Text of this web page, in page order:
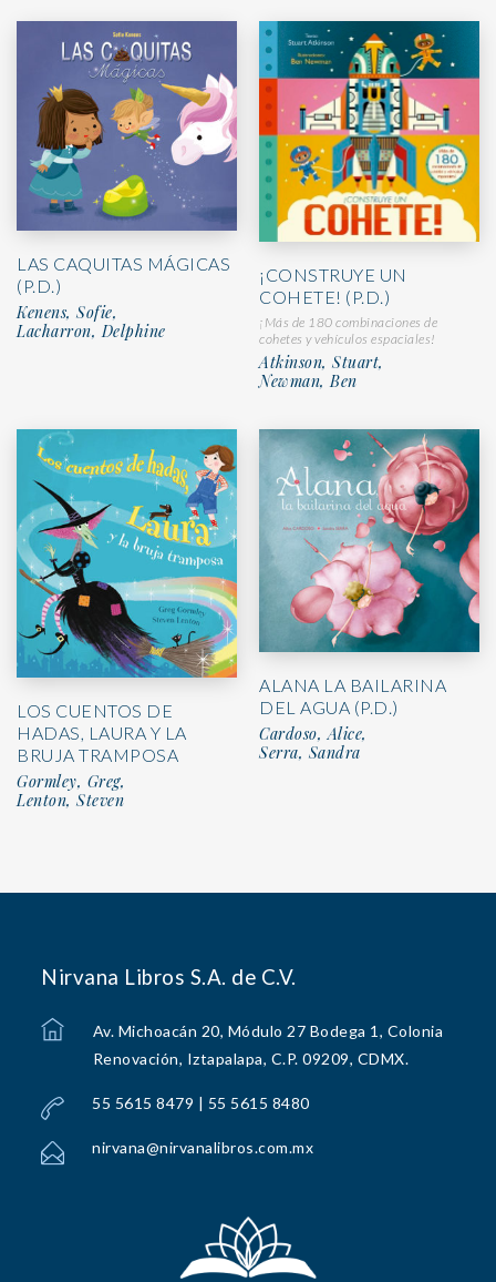
LAS CAQUITAS MÁGICAS
(P.D.)
Kenens, Sofie,
Lacharron, Delphine
¡CONSTRUYE UN
COHETE! (P.D.)
¡Más de 180 combinaciones de
cohetes y vehículos espaciales!
Atkinson, Stuart,
Newman, Ben
LOS CUENTOS DE
HADAS, LAURA Y LA
BRUJA TRAMPOSA
Gormley, Greg,
Lenton, Steven
ALANA LA BAILARINA
DEL AGUA (P.D.)
Cardoso, Alice,
Serra, Sandra
Nirvana Libros S.A. de C.V.
Av. Michoacán 20, Módulo 27 Bodega 1, Colonia
Renovación, Iztapalapa, C.P. 09209, CDMX.
55 5615 8479 | 55 5615 8480
nirvana@nirvanalibros.com.mx